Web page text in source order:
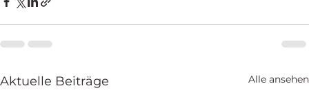
Aktuelle Beiträge Alle ansehen